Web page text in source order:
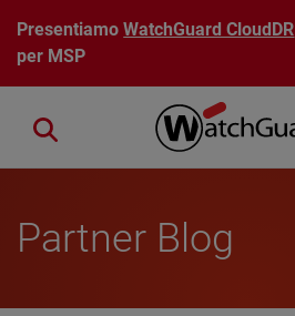
Salta al contenuto principale
PresentiamoWatchGuard CloudDR
per MSP
Close search
Partner Blog